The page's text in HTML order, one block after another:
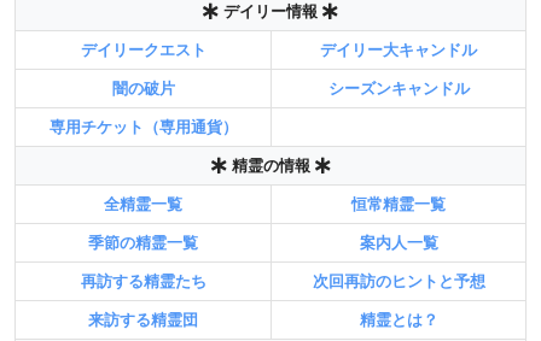
デイリー情報
デイリークエスト デイリー大キャンドル
闇の破片 シーズンキャンドル
専用チケット（専用通貨）
精霊の情報
全精霊一覧 恒常精霊一覧
季節の精霊一覧 案内人一覧
再訪する精霊たち 次回再訪のヒントと予想
来訪する精霊団 精霊とは？